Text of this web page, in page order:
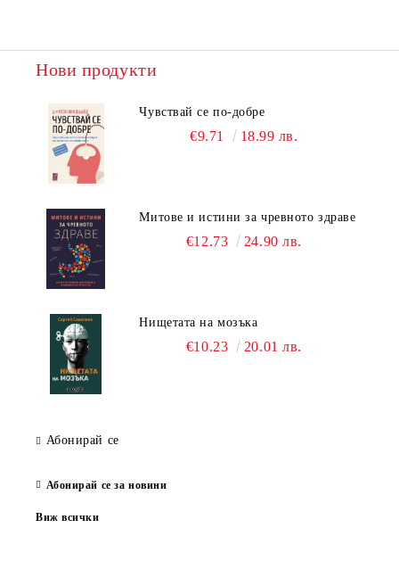
Нови продукти
Чувствай се по-добре
€9.71 18.99 лв.
Митове и истини за чревното здраве
€12.73 24.90 лв.
Нищетата на мозъка
€10.23 20.01 лв.
Абонирай се
Абонирай се за новини
Виж всички